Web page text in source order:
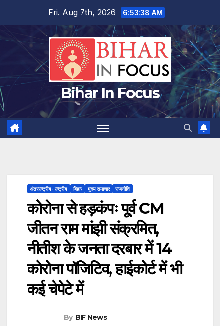
content
Fri. Aug 7th, 2026 6:53:39 AM
Bihar In Focus
अंतरराष्ट्रीय- राष्ट्रीय बिहार मुख्य समाचार राजनीति
कोरोना से हड़कंपः पू्र्व CM
जीतन राम मांझी संक्रमित,
नीतीश के जनता दरबार में 14
कोरोना पॉजिटिव, हाईकोर्ट में भी
कई चेपेटे में
By BIF News